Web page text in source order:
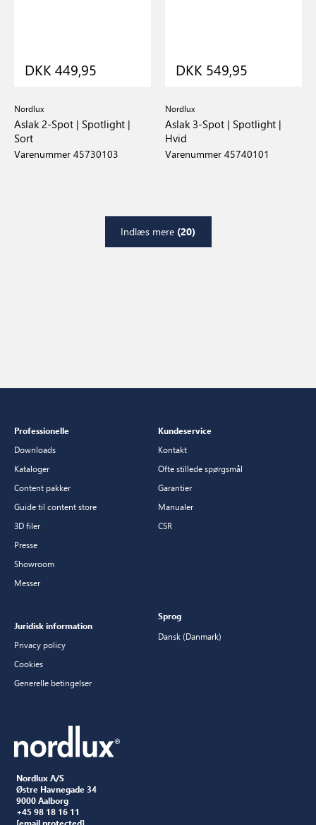
DKK 449,95
Nordlux
Aslak 2-Spot | Spotlight |
Sort
Varenummer 45730103
DKK 549,95
Nordlux
Aslak 3-Spot | Spotlight |
Hvid
Varenummer 45740101
Indlæs mere (20)
Nordlux A/S
Østre Havnegade 34
9000 Aalborg
+45 98 18 16 11
[email protected]
Professionelle
Downloads
Kataloger
Content pakker
Guide til content store
3D filer
Presse
Showroom
Messer
Kundeservice
Kontakt
Ofte stillede spørgsmål
Garantier
Manualer
CSR
Juridisk information
Privacy policy
Cookies
Generelle betingelser
Sprog
Dansk (Danmark)